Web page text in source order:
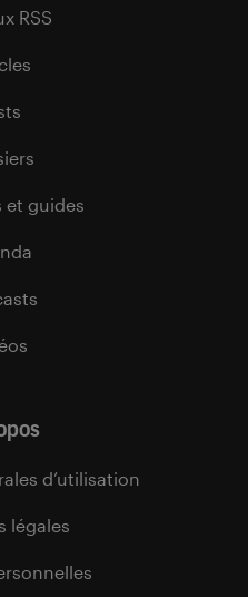
RSS
et guides
d’utilisation
légales